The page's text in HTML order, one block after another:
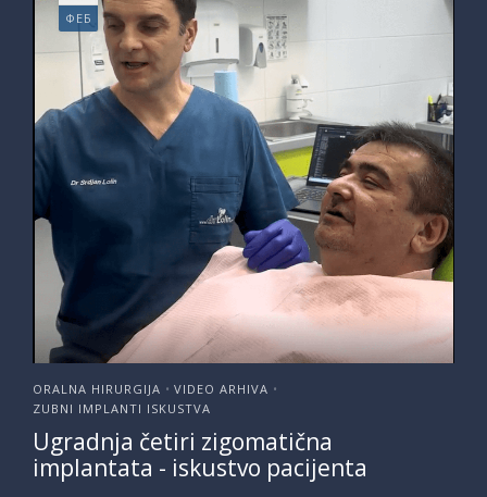
ФЕБ
ORALNA HIRURGIJA • VIDEO ARHIVA •
ZUBNI IMPLANTI ISKUSTVA
Ugradnja četiri zigomatična
implantata - iskustvo pacijenta